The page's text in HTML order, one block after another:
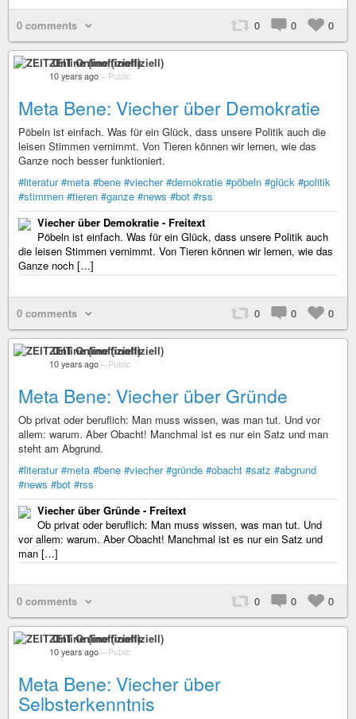
0 comments 0 0 0
ZEIT Online (inoffiziell)
10 years ago – Public
Meta Bene: Viecher über Demokratie
Pöbeln ist einfach. Was für ein Glück, dass unsere Politik auch die
leisen Stimmen vernimmt. Von Tieren können wir lernen, wie das
Ganze noch besser funktioniert.
#literatur #meta #bene #viecher #demokratie #pöbeln #glück #politik
#stimmen #tieren #ganze #news #bot #rss
Viecher über Demokratie - Freitext
Pöbeln ist einfach. Was für ein Glück, dass unsere Politik auch
die leisen Stimmen vernimmt. Von Tieren können wir lernen, wie das
Ganze noch […]
0 comments 0 0 0
ZEIT Online (inoffiziell)
10 years ago – Public
Meta Bene: Viecher über Gründe
Ob privat oder beruflich: Man muss wissen, was man tut. Und vor
allem: warum. Aber Obacht! Manchmal ist es nur ein Satz und man
steht am Abgrund.
#literatur #meta #bene #viecher #gründe #obacht #satz #abgrund
#news #bot #rss
Viecher über Gründe - Freitext
Ob privat oder beruflich: Man muss wissen, was man tut. Und
vor allem: warum. Aber Obacht! Manchmal ist es nur ein Satz und
man […]
0 comments 0 0 0
ZEIT Online (inoffiziell)
10 years ago – Public
Meta Bene: Viecher über
Selbsterkenntnis